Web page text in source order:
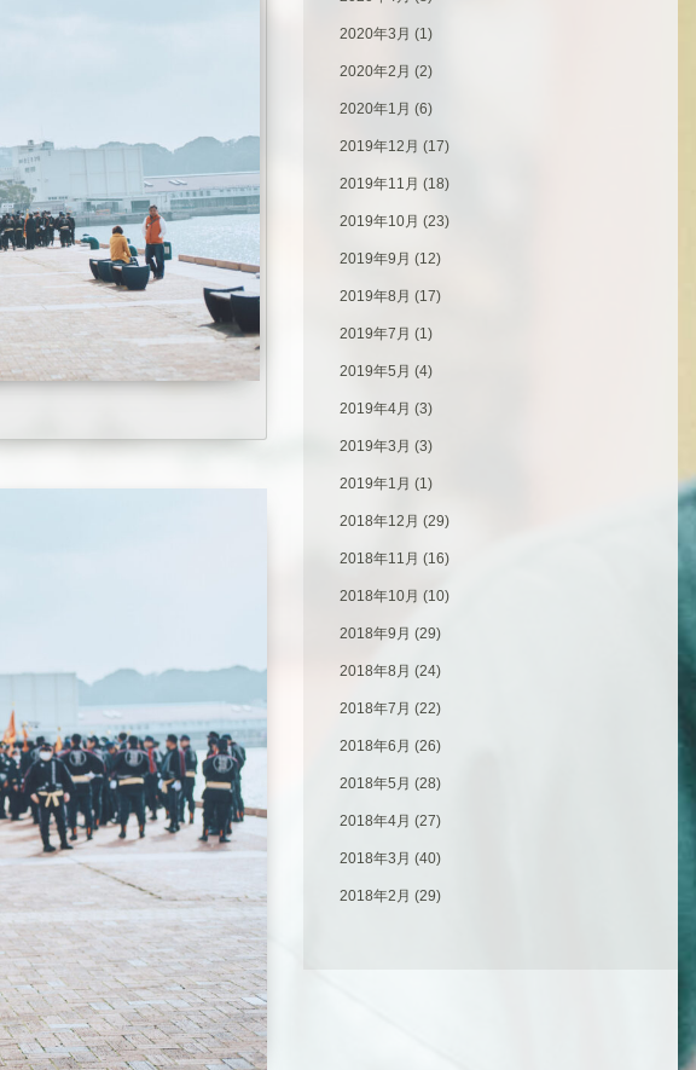
2020年3月 (1)
2020年2月 (2)
2020年1月 (6)
2019年12月 (17)
2019年11月 (18)
2019年10月 (23)
2019年9月 (12)
2019年8月 (17)
2019年7月 (1)
2019年5月 (4)
2019年4月 (3)
2019年3月 (3)
2019年1月 (1)
2018年12月 (29)
2018年11月 (16)
2018年10月 (10)
2018年9月 (29)
2018年8月 (24)
2018年7月 (22)
2018年6月 (26)
2018年5月 (28)
2018年4月 (27)
2018年3月 (40)
2018年2月 (29)